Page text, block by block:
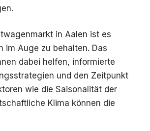
in Aalen ist es
im Auge zu behalten. Das
dabei helfen, informierte
und den Zeitpunkt
wie die Saisonalität der
Klima können die